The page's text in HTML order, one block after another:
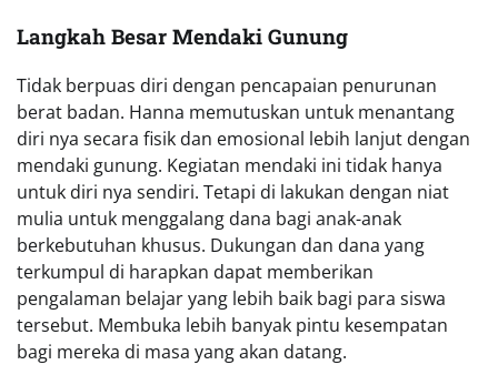
Langkah Besar Mendaki Gunung
Tidak berpuas diri dengan pencapaian penurunan
berat badan. Hanna memutuskan untuk menantang
diri nya secara fisik dan emosional lebih lanjut dengan
mendaki gunung. Kegiatan mendaki ini tidak hanya
untuk diri nya sendiri. Tetapi di lakukan dengan niat
mulia untuk menggalang dana bagi anak-anak
berkebutuhan khusus. Dukungan dan dana yang
terkumpul di harapkan dapat memberikan
pengalaman belajar yang lebih baik bagi para siswa
tersebut. Membuka lebih banyak pintu kesempatan
bagi mereka di masa yang akan datang.